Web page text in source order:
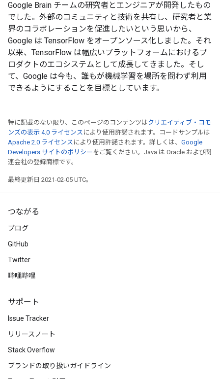
Google Brain チームの研究者とエンジニアが開発したもの
でした。外部のコミュニティと技術を共有し、研究者と業
界のコラボレーションを促進したいという思いから、
Google は TensorFlow をオープンソース化しました。それ
以来、TensorFlow は幅広いプラットフォームにおけるプ
ロダクトのエコシステムとして成長してきました。そし
て、Google は今も、誰もが機械学習を場所を問わず利用
できるようにすることを目標としています。
特に記載のない限り、このページのコンテンツはクリエイティブ・コモ
ンズの表示 4.0 ライセンス により使用許諾されます。コードサンプルは
Apache 2.0 ライセンス により使用許諾されます。詳しくは、 Google
Developers サイトのポリシー をご覧ください。Java は Oracle および関
連会社の登録商標です。
最終更新日 2021-02-05 UTC。
つながる
ブログ
GitHub
Twitter
哔哩哔哩
サポート
Issue Tracker
リリースノート
Stack Overflow
ブランドの取り扱いガイドライン